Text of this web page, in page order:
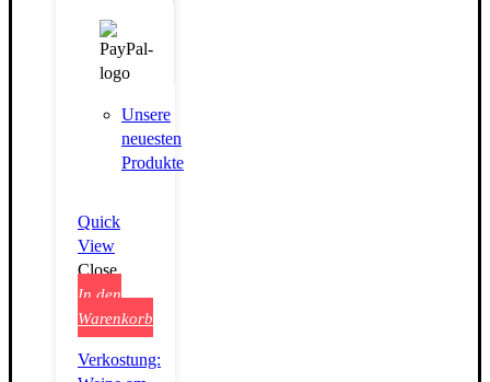
Unsere
neuesten
Produkte
Quick
View
Close
In den
Warenkorb
Verkostung: